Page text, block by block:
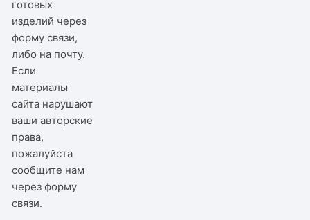
готовых
изделий через
форму связи,
либо на почту.
Если
материалы
сайта нарушают
ваши авторские
права,
пожалуйста
сообщите нам
черезформу
связи.